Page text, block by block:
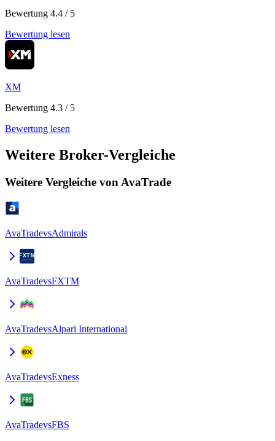
Bewertung 4.4 / 5
Bewertung lesen
XM
Bewertung 4.3 / 5
Bewertung lesen
Weitere Broker-Vergleiche
Weitere Vergleiche von AvaTrade
AvaTradevsAdmirals
AvaTradevsFXTM
AvaTradevsAlpari International
AvaTradevsExness
AvaTradevsFBS